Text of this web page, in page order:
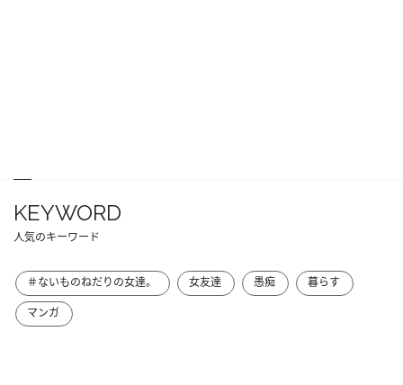
KEYWORD
人気のキーワード
＃ないものねだりの女達。 女友達 愚痴
暮らす
マンガ